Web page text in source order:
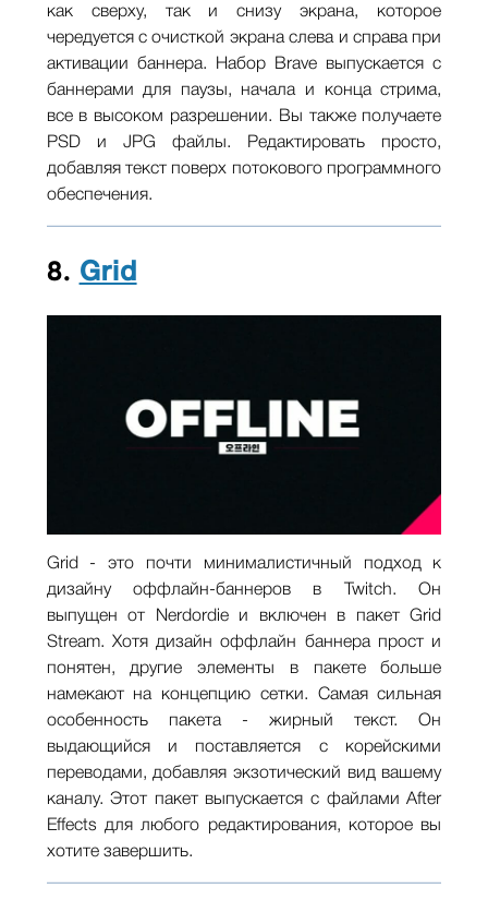
как сверху, так и снизу экрана, которое
чередуется с очисткой экрана слева и справа при
активации баннера. Набор Brave выпускается с
баннерами для паузы, начала и конца стрима,
все в высоком разрешении. Вы также получаете
PSD и JPG файлы. Редактировать просто,
добавляя текст поверх потокового программного
обеспечения.
8. Grid
Grid - это почти минималистичный подход к
дизайну оффлайн-баннеров в Twitch. Он
выпущен от Nerdordie и включен в пакет Grid
Stream. Хотя дизайн оффлайн баннера прост и
понятен, другие элементы в пакете больше
намекают на концепцию сетки. Самая сильная
особенность пакета - жирный текст. Он
выдающийся и поставляется с корейскими
переводами, добавляя экзотический вид вашему
каналу. Этот пакет выпускается с файлами After
Effects для любого редактирования, которое вы
хотите завершить.